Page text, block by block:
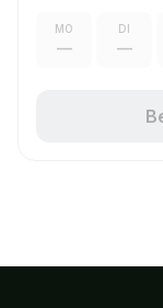
MO
—
DI
—